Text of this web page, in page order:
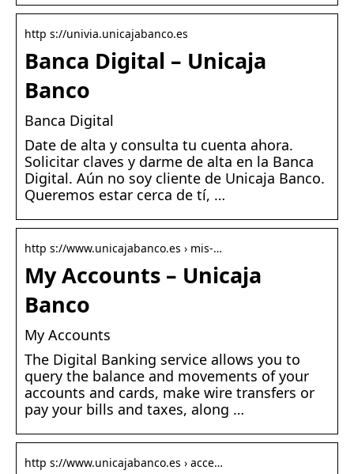
http s://univia.unicajabanco.es
Banca Digital – Unicaja
Banco
Banca Digital
Date de alta y consulta tu cuenta ahora.
Solicitar claves y darme de alta en la Banca
Digital. Aún no soy cliente de Unicaja Banco.
Queremos estar cerca de tí, …
http s://www.unicajabanco.es › mis-…
My Accounts – Unicaja
Banco
My Accounts
The Digital Banking service allows you to
query the balance and movements of your
accounts and cards, make wire transfers or
pay your bills and taxes, along …
http s://www.unicajabanco.es › acce…